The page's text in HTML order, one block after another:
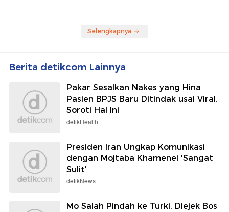
Selengkapnya
Berita detikcom Lainnya
Pakar Sesalkan Nakes yang Hina
Pasien BPJS Baru Ditindak usai Viral,
Soroti Hal Ini
detikHealth
Presiden Iran Ungkap Komunikasi
dengan Mojtaba Khamenei 'Sangat
Sulit'
detikNews
Mo Salah Pindah ke Turki, Diejek Bos